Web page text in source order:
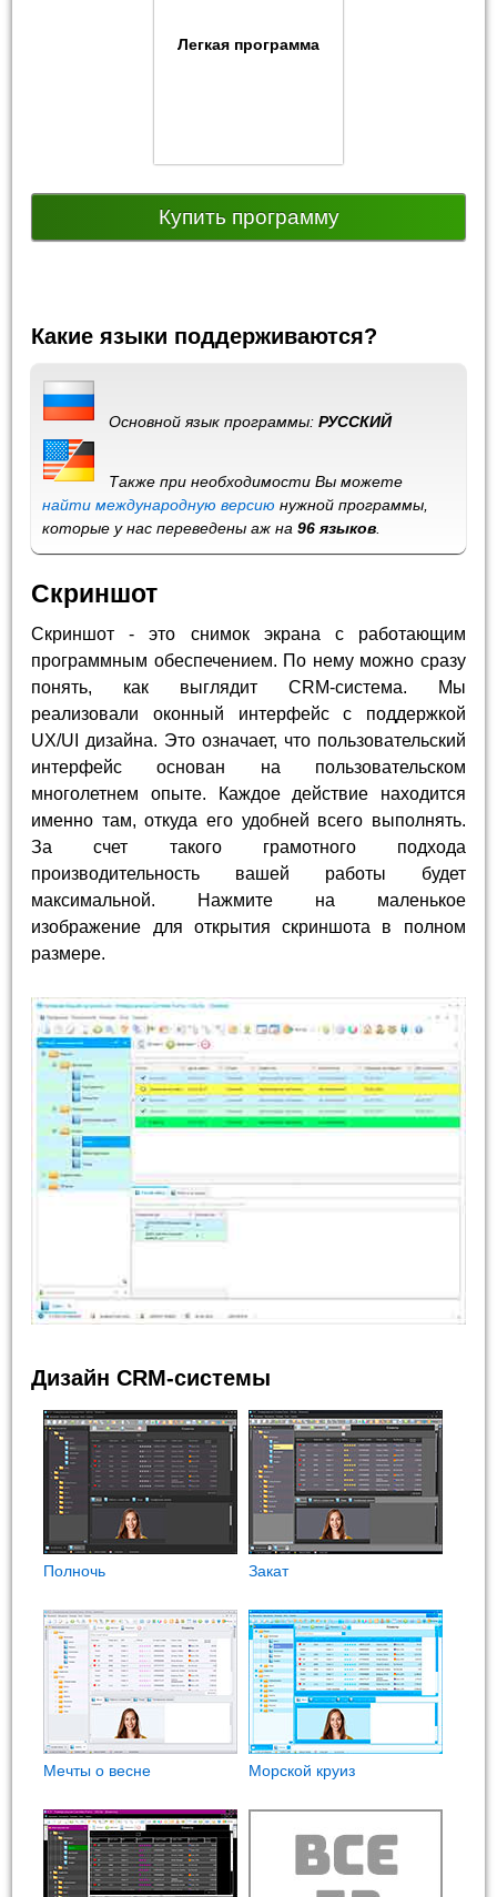
Легкая программа
Купить программу
Какие языки поддерживаются?
Основной язык программы:РУССКИЙ
Также при необходимости Вы можете
найти международную версию нужной программы,
которые у нас переведены аж на96 языков
Скриншот
Скриншот - это снимок экрана с работающим
программным обеспечением. По нему можно сразу
понять, как выглядит CRM-система. Мы
реализовали оконный интерфейс с поддержкой
UX/UI дизайна. Это означает, что пользовательский
интерфейс основан на пользовательском
многолетнем опыте. Каждое действие находится
именно там, откуда его удобней всего выполнять.
За счет такого грамотного подхода
производительность вашей работы будет
максимальной. Нажмите на маленькое
изображение для открытия скриншота в полном
размере.
Дизайн CRM-системы
Полночь Закат
Мечты о весне Морской круиз